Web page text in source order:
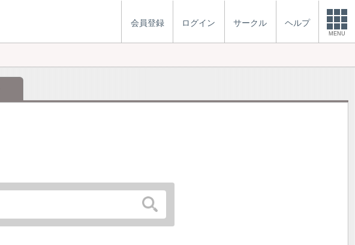
会員登録 ログイン サークル ヘルプ
MENU